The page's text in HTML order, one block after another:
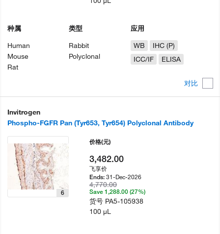
对比
种属
Human
Mouse
Rat
类型
Rabbit
Polyclonal
应用
WB
IHC (P)
ICC/IF
ELISA
Invitrogen
Phospho-FGFR Pan (Tyr653, Tyr654) Polyclonal Antibody
6
价格(元)
3,482.00
飞享价
Ends:31-Dec-2026
4,770.00
Save 1,288.00 (27%)
货号 PA5-105938
100 µL